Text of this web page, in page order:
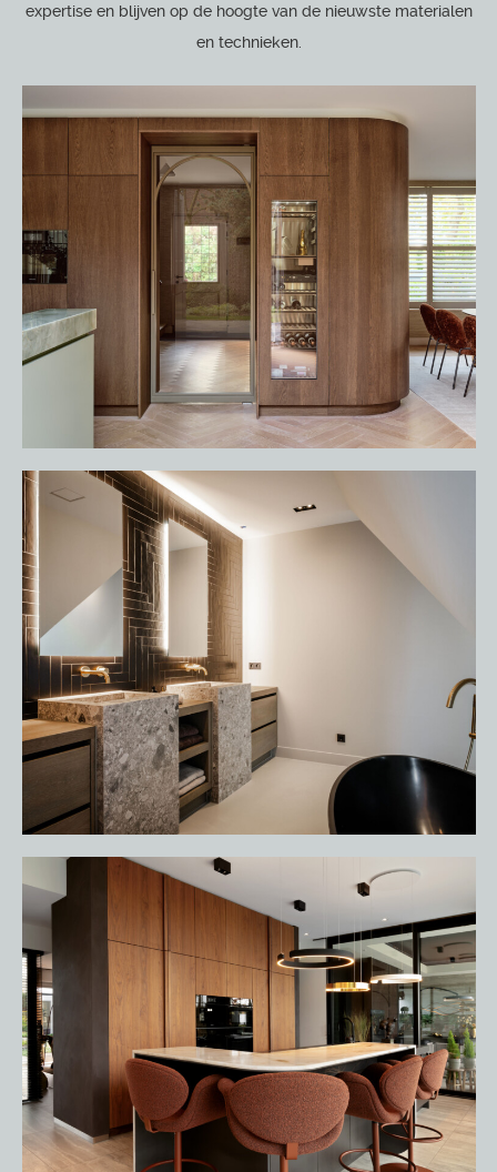
expertise en blijven op de hoogte van de nieuwste materialen
en technieken.